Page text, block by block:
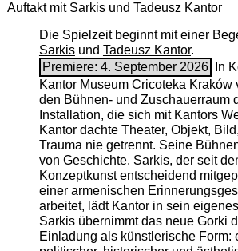
Auftakt mit Sarkis und Tadeusz Kantor
Die Spielzeit beginnt mit einer
Sarkisund Tadeusz Kantor.
Premiere: 4. September 2026
In
Kantor Museum Cricoteka Kraków
den Bühnen- und Zuschauerraum
Installation, die sich mit Kantors
Kantor dachte Theater, Objekt,
Trauma nie getrennt. Seine
von Geschichte. Sarkis, der seit
Konzeptkunst entscheidend
einer armenischen
arbeitet, lädt Kantor in sein
Sarkis übernimmt das neue Gorki
Einladung als künstlerische Form: